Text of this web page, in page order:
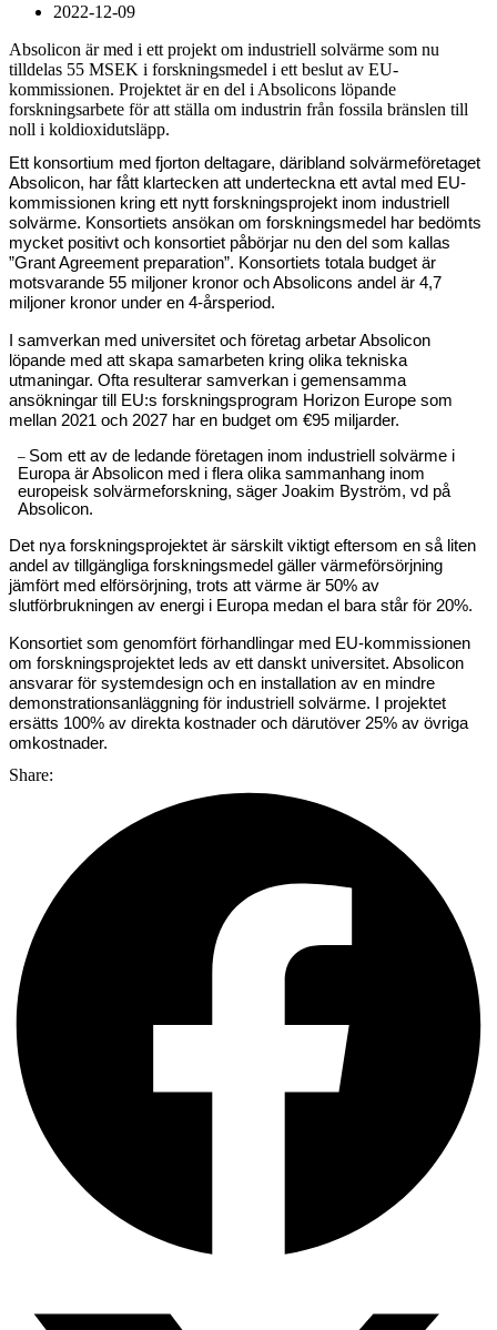
2022-12-09
Absolicon är med i ett projekt om industriell solvärme som nu
tilldelas 55 MSEK i forskningsmedel i ett beslut av EU-
kommissionen. Projektet är en del i Absolicons löpande
forskningsarbete för att ställa om industrin från fossila bränslen till
noll i koldioxidutsläpp.
Ett konsortium med fjorton deltagare, däribland solvärmeföretaget
Absolicon, har fått klartecken att underteckna ett avtal med EU-
kommissionen kring ett nytt forskningsprojekt inom industriell
solvärme. Konsortiets ansökan om forskningsmedel har bedömts
mycket positivt och konsortiet påbörjar nu den del som kallas
”Grant Agreement preparation”. Konsortiets totala budget är
motsvarande 55 miljoner kronor och Absolicons andel är 4,7
miljoner kronor under en 4-årsperiod.
I samverkan med universitet och företag arbetar Absolicon
löpande med att skapa samarbeten kring olika tekniska
utmaningar. Ofta resulterar samverkan i gemensamma
ansökningar till EU:s forskningsprogram Horizon Europe som
mellan 2021 och 2027 har en budget om €95 miljarder.
– Som ett av de ledande företagen inom industriell solvärme i
Europa är Absolicon med i flera olika sammanhang inom
europeisk solvärmeforskning, säger Joakim Byström, vd på
Absolicon.
Det nya forskningsprojektet är särskilt viktigt eftersom en så liten
andel av tillgängliga forskningsmedel gäller värmeförsörjning
jämfört med elförsörjning, trots att värme är 50% av
slutförbrukningen av energi i Europa medan el bara står för 20%.
Konsortiet som genomfört förhandlingar med EU-kommissionen
om forskningsprojektet leds av ett danskt universitet. Absolicon
ansvarar för systemdesign och en installation av en mindre
demonstrationsanläggning för industriell solvärme. I projektet
ersätts 100% av direkta kostnader och därutöver 25% av övriga
omkostnader.
Share: